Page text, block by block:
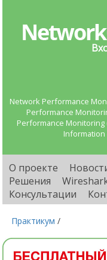
Network Performance
Performance
Performance Monitoring
О проекте
Решения
Консультации
Практикум /